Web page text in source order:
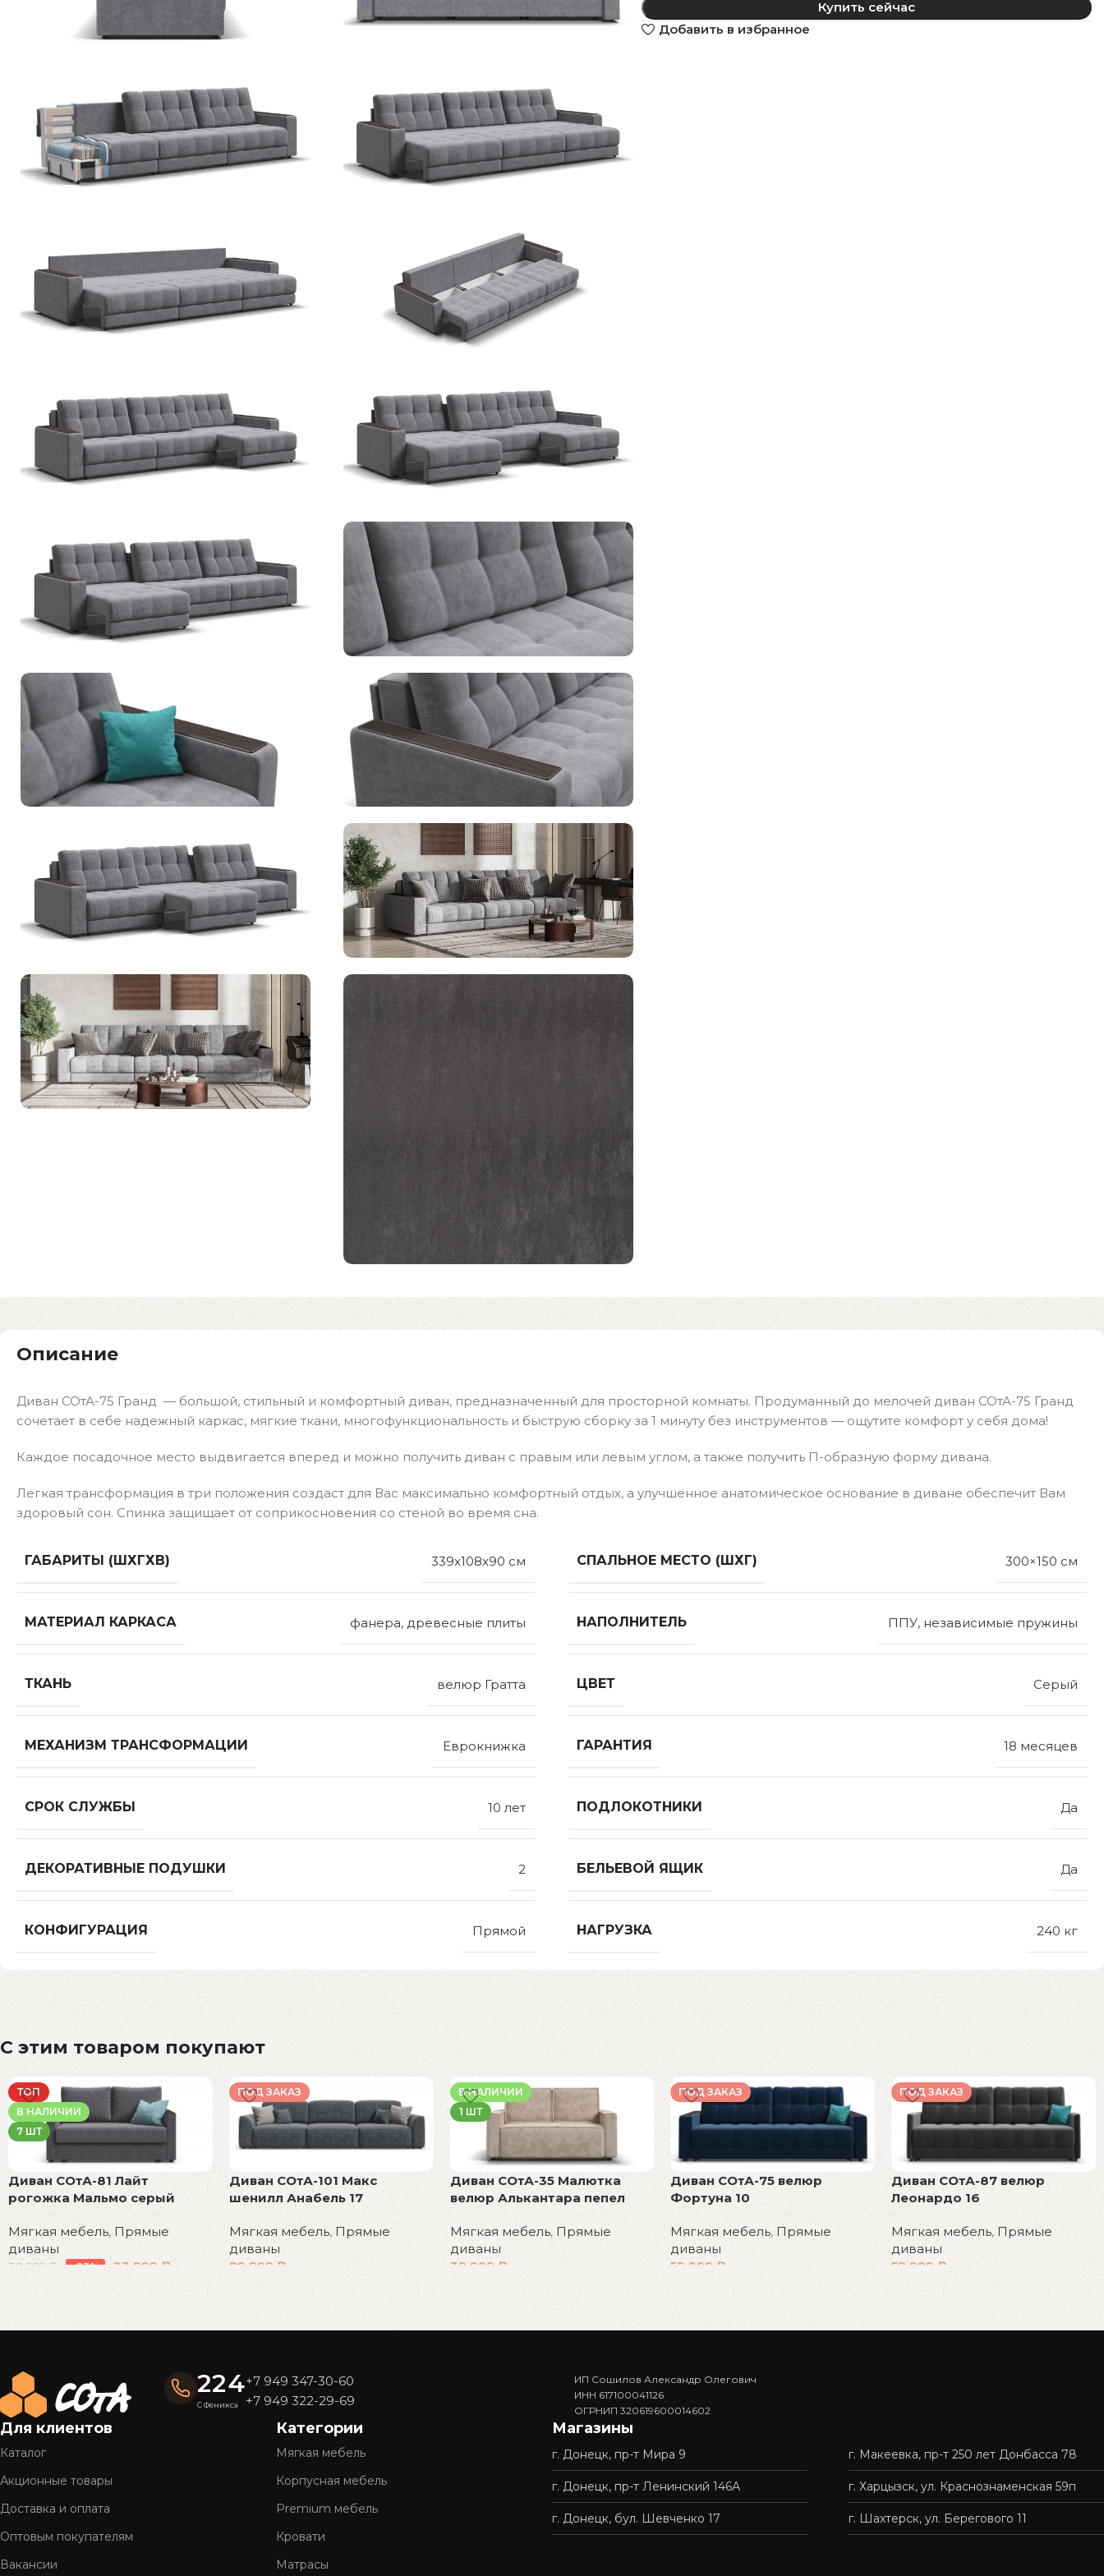
Купить сейчас
Добавить в избранное
Описание
Диван СОтА-75 Гранд — большой, стильный и комфортный диван, предназначенный для просторной комнаты. Продуманный до мелочей диван СОтА-75 Гранд
сочетает в себе надежный каркас, мягкие ткани, многофункциональность и быструю сборку за 1 минуту без инструментов — ощутите комфорт у себя дома!
Каждое посадочное место выдвигается вперед и можно получить диван с правым или левым углом, а также получить П-образную форму дивана.
Легкая трансформация в три положения создаст для Вас максимально комфортный отдых, а улучшенное анатомическое основание в диване обеспечит Вам
здоровый сон. Спинка защищает от соприкосновения со стеной во время сна.
ГАБАРИТЫ (ШХГХВ) 339x108x90 см СПАЛЬНОЕ МЕСТО (ШХГ) 300×150 см
МАТЕРИАЛ КАРКАСА фанера, древесные плиты НАПОЛНИТЕЛЬ ППУ, независимые пружины
ТКАНЬ велюр Гратта ЦВЕТ Серый
МЕХАНИЗМ ТРАНСФОРМАЦИИ Еврокнижка ГАРАНТИЯ 18 месяцев
СРОК СЛУЖБЫ 10 лет ПОДЛОКОТНИКИ Да
ДЕКОРАТИВНЫЕ ПОДУШКИ 2 БЕЛЬЕВОЙ ЯЩИК Да
КОНФИГУРАЦИЯ Прямой НАГРУЗКА 240 кг
С этим товаром покупают
ТОП
В НАЛИЧИИ
7 ШТ
Диван СОтА-81 Лайт
рогожка Мальмо серый
Мягкая мебель,Прямые
диваны
30 999 ₽ -23% 23 999 ₽
В корзину
ПОД ЗАКАЗ
Диван СОтА-101 Макс
шенилл Анабель 17
Мягкая мебель,Прямые
диваны
89 999₽
В корзину
В НАЛИЧИИ
1 ШТ
Диван СОтА-35 Малютка
велюр Алькантара пепел
Мягкая мебель, Прямые
диваны
39 999 ₽
В корзину
ПОД ЗАКАЗ
Диван СОтА-75 велюр
Фортуна 10
Мягкая мебель,Прямые
диваны
59 999₽
В корзину
ПОД ЗАКАЗ
Диван СОтА-87 велюр
Леонардо 16
Мягкая мебель,Прямые
диваны
59 999 ₽
В корзину
Read More
224
С Феникса
+7 949 347-30-60
+7 949 322-29-69
ИП Сошилов Александр Олегович
ИНН 617100041126
ОГРНИП 320619600014602
Для клиентов
Каталог
Акционные товары
Доставка и оплата
Оптовым покупателям
Вакансии
Категории
Мягкая мебель
Корпусная мебель
Premium мебель
Кровати
Матрасы
Магазины
г. Донецк, пр-т Мира 9
г. Донецк, пр-т Ленинский 146А
г. Донецк, бул. Шевченко 17
г. Макеевка, пр-т 250 лет Донбасса 78
г. Харцызск, ул. Краснознаменская 59п
г. Шахтерск, ул. Берегового 11